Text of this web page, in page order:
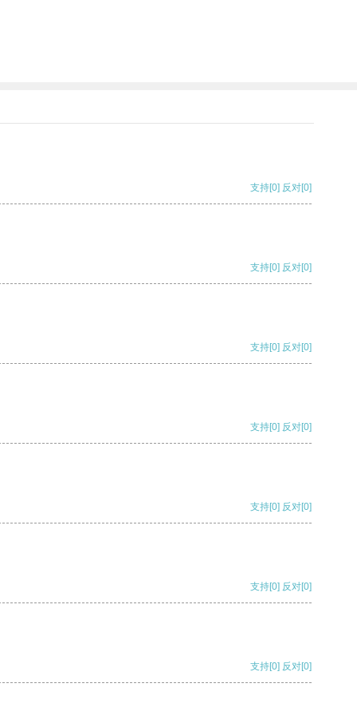
支持[0] 反对[0]
支持[0] 反对[0]
支持[0] 反对[0]
支持[0] 反对[0]
支持[0] 反对[0]
支持[0] 反对[0]
支持[0] 反对[0]